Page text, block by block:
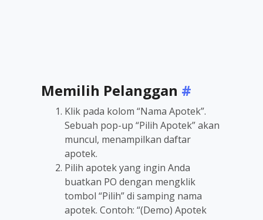
Memilih Pelanggan #
Klik pada kolom “Nama Apotek”.
Sebuah pop-up “Pilih Apotek” akan
muncul, menampilkan daftar
apotek.
Pilih apotek yang ingin Anda
buatkan PO dengan mengklik
tombol “Pilih” di samping nama
apotek. Contoh: “(Demo) Apotek